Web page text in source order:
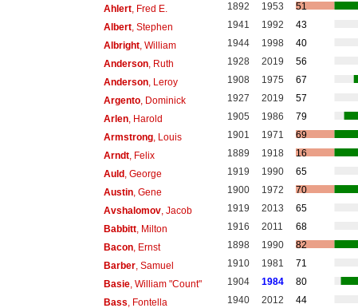
Ahlert, Fred E. 1892 1953
51
Albert, Stephen 1941 1992
43
Albright, William 1944 1998
40
Anderson, Ruth 1928 2019
56
Anderson, Leroy 1908 1975
67
Argento, Dominick 1927 2019
57
Arlen, Harold 1905 1986
79
Armstrong, Louis 1901 1971
69
Arndt, Felix 1889 1918
16
Auld, George 1919 1990
65
Austin, Gene 1900 1972
70
Avshalomov, Jacob 1919 2013
65
Babbitt, Milton 1916 2011
68
Bacon, Ernst 1898 1990
82
Barber, Samuel 1910 1981
71
Basie, William "Count" 1904 1984
80
Bass , Fontella 1940 2012
44